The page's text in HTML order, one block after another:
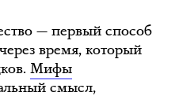
— первый способ
время, который
Мифы
смысл,